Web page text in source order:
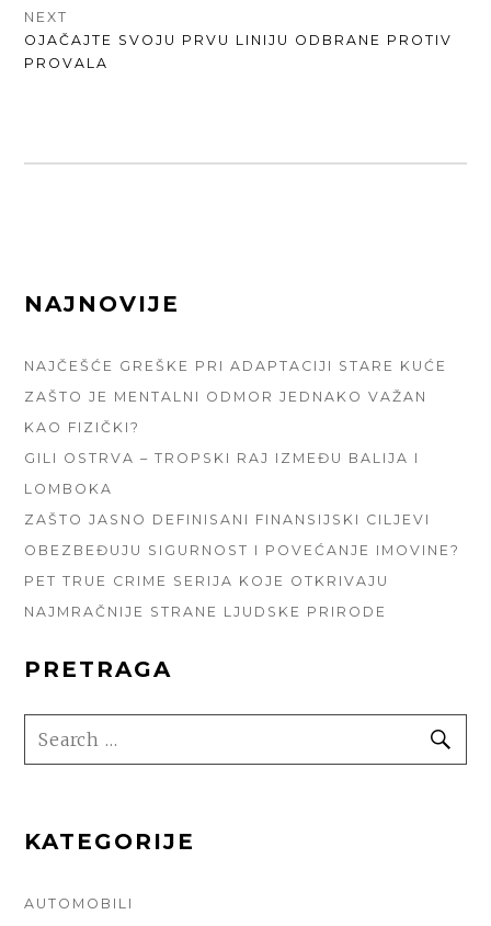
NEXT
NEXT
POST:
OJAČAJTE SVOJU PRVU LINIJU ODBRANE PROTIV
PROVALA
FOOTER
NAJNOVIJE
NAJČEŠĆE GREŠKE PRI ADAPTACIJI STARE KUĆE
ZAŠTO JE MENTALNI ODMOR JEDNAKO VAŽAN
KAO FIZIČKI?
GILI OSTRVA – TROPSKI RAJ IZMEĐU BALIJA I
LOMBOKA
ZAŠTO JASNO DEFINISANI FINANSIJSKI CILJEVI
OBEZBEĐUJU SIGURNOST I POVEĆANJE IMOVINE?
PET TRUE CRIME SERIJA KOJE OTKRIVAJU
NAJMRAČNIJE STRANE LJUDSKE PRIRODE
PRETRAGA
SEARCH
FOR:
KATEGORIJE
AUTOMOBILI